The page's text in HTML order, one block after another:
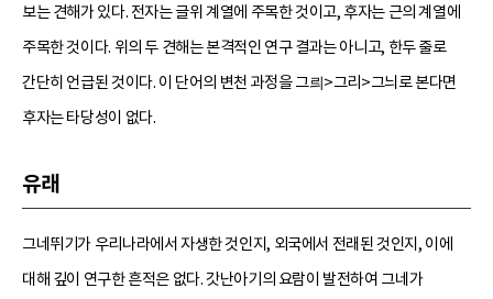
보는 견해가 있다. 전자는 글위 계열에 주목한 것이고, 후자는 근의 계열에
주목한 것이다. 위의 두 견해는 본격적인 연구 결과는 아니고, 한두 줄로
간단히 언급된 것이다. 이 단어의 변천 과정을 그릐>그리>그늬로 본다면
후자는 타당성이 없다.
유래
그네뛰기가 우리나라에서 자생한 것인지, 외국에서 전래된 것인지, 이에
대해 깊이 연구한 흔적은 없다. 갓난아기의 요람이 발전하여 그네가